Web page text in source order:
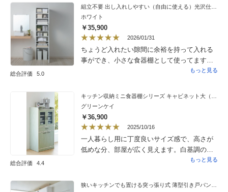
るし動きも良いです。見た目も安っぽくない
ので良い品だと思います。
総合評価 5.0
組立不要 出し入れしやすい（自由に使える）光沢仕上げ快適収納庫 幅45奥行45cm
ホワイト
￥35,900
2026/01/31
ちょうど入れたい隙間に余裕を持って入れる
事ができ、小さな食器棚として使ってます。
細々とした物も綺麗に落ち着きました。あり
もっと見る
総合評価 4.4
グリーンケイ
￥36,900
2025/10/16
一人暮らし用に丁度良いサイズ感で、高さが
低めな分、部屋が広く見えます。白基調の部
屋のため白と迷いましたが、グリーンにして
具合、程よいレトロ感がオシャレ。口コミで
もっと見る